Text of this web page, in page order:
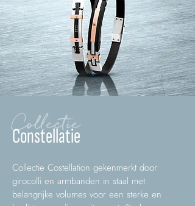
Collectie
Constellatie
Collectie Costellation gekenmerkt door
girocolli en armbanden in staal met
belangrijke volumes voor een sterke en